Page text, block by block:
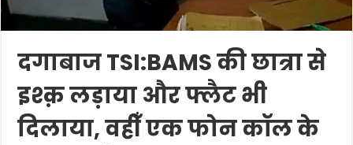
दगाबाज TSI:BAMS की छात्रा से
इश्क़ लड़ाया और फ्लैट भी
दिलाया, वहीँ एक फोन कॉल के